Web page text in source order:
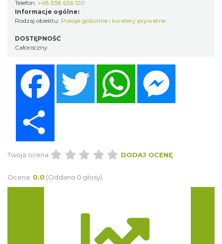
Telefon: +48 338 636 120
Informacje ogólne:
Rodzaj obiektu: Pokoje gościnne i kwatery prywatne
DOSTĘPNOŚĆ
Całoroczny
Twitter WhatsApp
Twoja ocena: DODAJ OCENĘ
Ocena: 0.0 (Oddano 0 głosy)